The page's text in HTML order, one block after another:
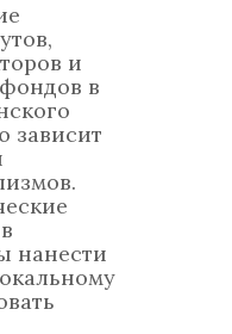
и
в
зависит
нанести